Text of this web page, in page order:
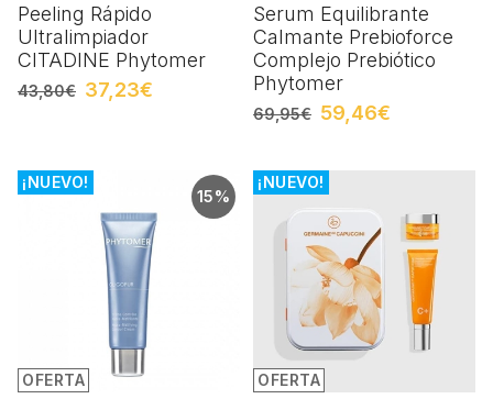
Peeling Rápido
Ultralimpiador
CITADINE Phytomer
43,80€ 37,23€
Serum Equilibrante
Calmante Prebioforce
Complejo Prebiótico
Phytomer
69,95€ 59,46€
15%
OFERTA
¡NUEVO!
OFERTA
¡NUEVO!